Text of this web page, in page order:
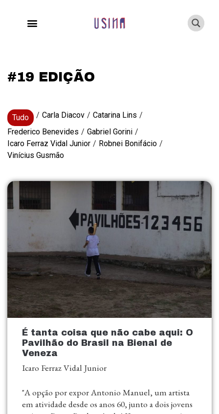
#19 EDIÇÃO
Tudo / Carla Diacov / Catarina Lins /
Frederico Benevides / Gabriel Gorini /
Icaro Ferraz Vidal Junior / Robnei Bonifácio /
Vinícius Gusmão
É tanta coisa que não cabe aqui: O
Pavilhão do Brasil na Bienal de
Veneza
Icaro Ferraz Vidal Junior
"A opção por expor Antonio Manuel, um artista
em atividade desde os anos 60, junto a dois jovens